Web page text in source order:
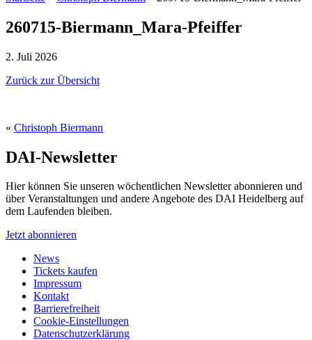
260715-Biermann_Mara-Pfeiffer
2. Juli 2026
Zurück zur Übersicht
« Christoph Biermann
DAI-Newsletter
Hier können Sie unseren wöchentlichen Newsletter abonnieren und
über Veranstaltungen und andere Angebote des DAI Heidelberg auf
dem Laufenden bleiben.
Jetzt abonnieren
News
Tickets kaufen
Impressum
Kontakt
Barrierefreiheit
Cookie-Einstellungen
Datenschutzerklärung